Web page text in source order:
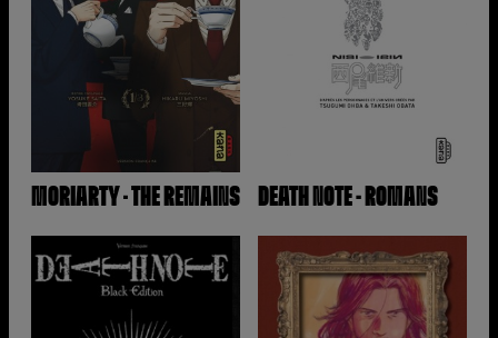
MORIARTY – THE REMAINS DEATH NOTE - ROMANS